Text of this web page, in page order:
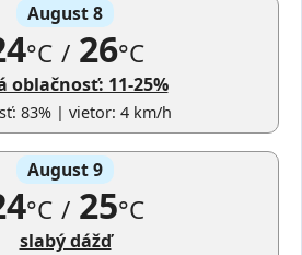
August 8
°C /26°C
oblačnosť: 11-25%
83% | vietor: 4 km/h
August 9
°C /25°C
slabý dážď